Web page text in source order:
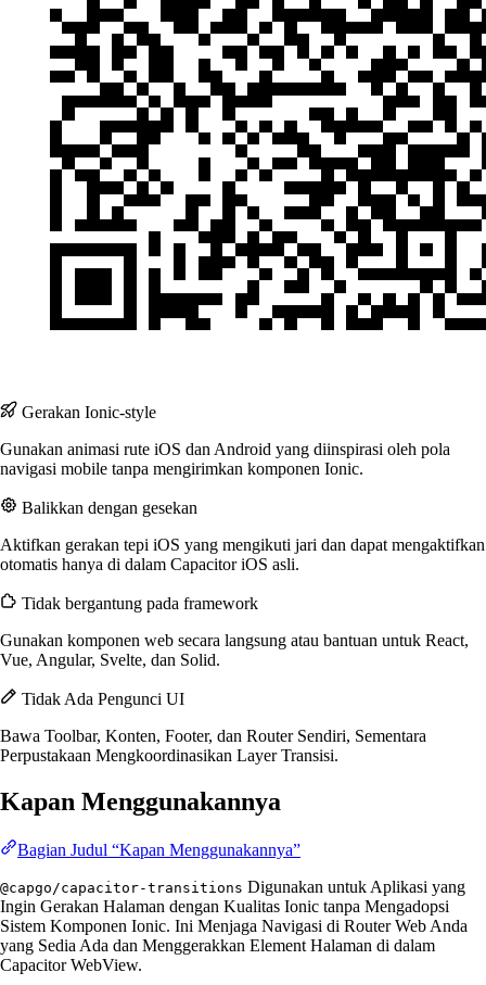
Gerakan Ionic-style
Gunakan animasi rute iOS dan Android yang diinspirasi oleh pola
navigasi mobile tanpa mengirimkan komponen Ionic.
Balikkan dengan gesekan
Aktifkan gerakan tepi iOS yang mengikuti jari dan dapat mengaktifkan
otomatis hanya di dalam Capacitor iOS asli.
Tidak bergantung pada framework
Gunakan komponen web secara langsung atau bantuan untuk React,
Vue, Angular, Svelte, dan Solid.
Tidak Ada Pengunci UI
Bawa Toolbar, Konten, Footer, dan Router Sendiri, Sementara
Perpustakaan Mengkoordinasikan Layer Transisi.
Kapan Menggunakannya
Bagian Judul “Kapan Menggunakannya”
@capgo/capacitor-transitions Digunakan untuk Aplikasi yang
Ingin Gerakan Halaman dengan Kualitas Ionic tanpa Mengadopsi
Sistem Komponen Ionic. Ini Menjaga Navigasi di Router Web Anda
yang Sedia Ada dan Menggerakkan Element Halaman di dalam
Capacitor WebView.